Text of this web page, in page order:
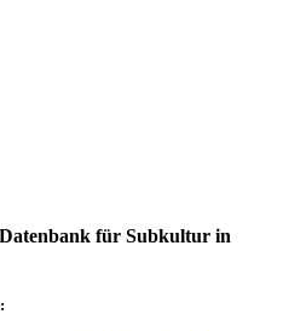
für Subkultur in